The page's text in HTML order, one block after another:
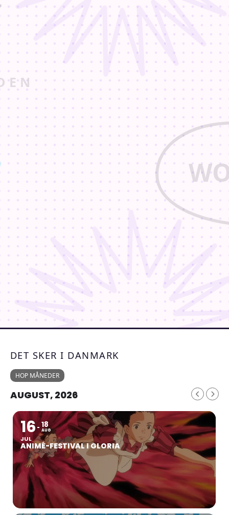
DET SKER I DANMARK
HOP MÅNEDER
AUGUST, 2026
16
JUL
18
AUG
ANIMÉ-FESTIVAL I GLORIA